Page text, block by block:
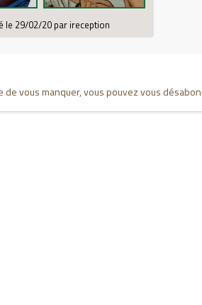
le 29/02/20 par ireception
de vous manquer, vous pouvez vous